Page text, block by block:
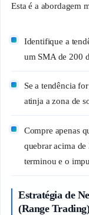
Esta é a abordagem
Identifique a
um SMA de 200
Se a tendência
atinja a zona de
Compre apenas
quebrar acima
terminou e o
Estratégia de
(Range